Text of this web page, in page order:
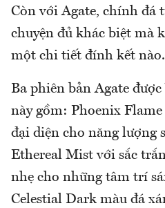
Còn với Agate, chính đá
chuyện đủ khác biệt mà
một chi tiết đính kết nào.
Ba phiên bản Agate
này gồm: Phoenix
đại diện cho năng lượng
Ethereal Mist với sắc
nhẹ cho những tâm trí
Celestial Dark màu đá